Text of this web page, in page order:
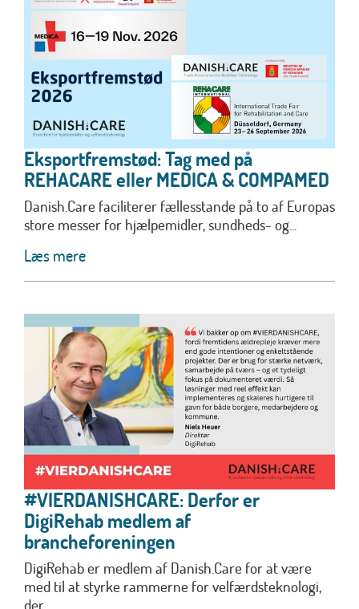
Eksportfremstød: Tag med på
REHACARE eller MEDICA & COMPAMED
Danish.Care faciliterer fællesstande på to af Europas
store messer for hjælpemidler, sundheds- og...
Læs mere
#VIERDANISHCARE: Derfor er
DigiRehab medlem af
brancheforeningen
DigiRehab er medlem af Danish.Care for at være
med til at styrke rammerne for velfærdsteknologi,
der...